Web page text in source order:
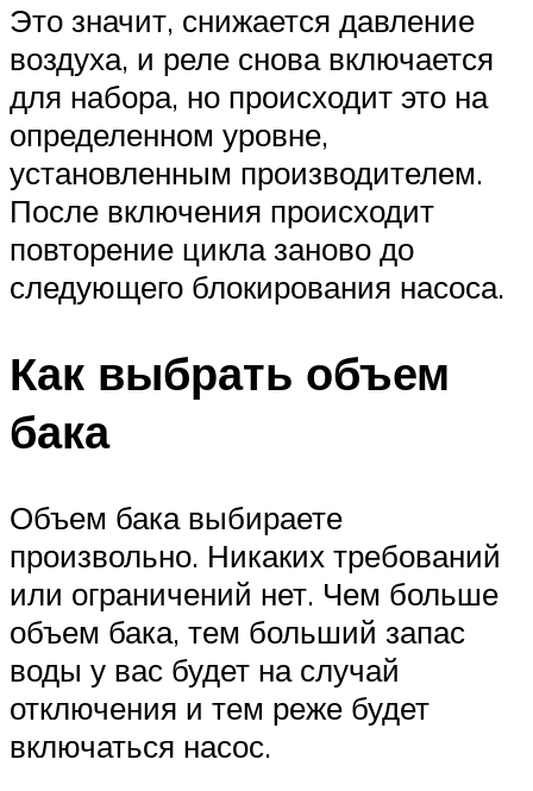
Это значит, снижается давление
воздуха, и реле снова включается
для набора, но происходит это на
определенном уровне,
установленным производителем.
После включения происходит
повторение цикла заново до
следующего блокирования насоса.
Как выбрать объем
бака
Объем бака выбираете
произвольно. Никаких требований
или ограничений нет. Чем больше
объем бака, тем больший запас
воды у вас будет на случай
отключения и тем реже будет
включаться насос.